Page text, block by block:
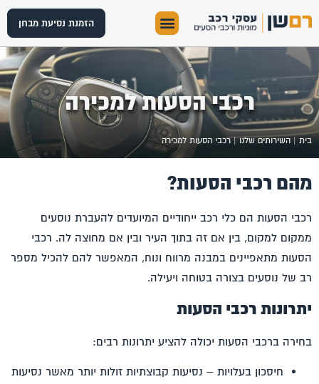
הזמנת נסיעת מבחן
רכבי הסעות למכירה
בית|השירותים שלנו|רכבי הסעות למכירה
מהם רכבי הסעות?
רכבי הסעות הם כלי רכב ייחודיים המיועדים להעברת נוסעים
ממקום למקום, בין אם זה בתוך העיר ובין אם מחוצה לה. רכבי
הסעות מתאפיינים במבנה מרווח ונוח, המאפשר להם להכיל מספר
רב של נוסעים בצורה בטוחה ויעילה.
יתרונות רכבי הסעות
בחירה ברכבי הסעות יכולה להציע יתרונות רבים:
חיסכון בעלויות – נסיעות קבוצתיות זולות יותר מאשר נסיעות